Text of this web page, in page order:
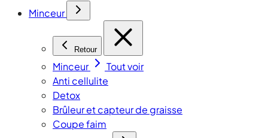
Minceur
Retour
Minceur
Tout voir
Anti cellulite
Detox
Brûleur et capteur de graisse
Coupe faim